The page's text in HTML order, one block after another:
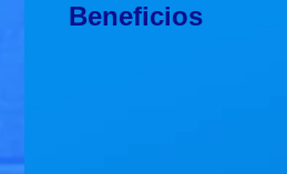
Beneficios